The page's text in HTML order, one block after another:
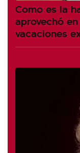
Como es la
aprovechó
vacaciones